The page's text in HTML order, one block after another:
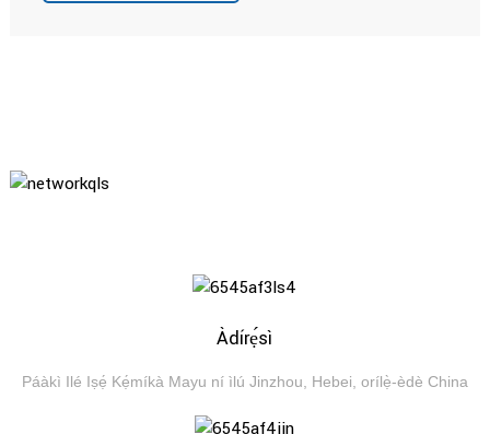
Àdírẹ́sì
Páàkì Ilé Iṣẹ́ Kẹ́míkà Mayu ní ìlú Jinzhou, Hebei, orílẹ̀-èdè China